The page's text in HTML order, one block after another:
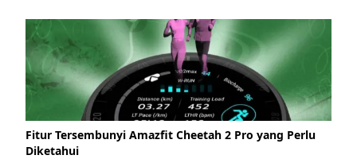
Fitur Tersembunyi Amazfit Cheetah 2 Pro yang Perlu
Diketahui